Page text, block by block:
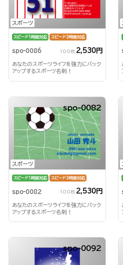
スポーツ
スピード1時間対応 スピード3時間対応
spo-0086 100枚 2,530円
あなたのスポーツライフを強力にバック
アップするスポーツ名刺！
スポーツ
spo-0082
スピード1時間対応 スピード3時間対応
spo-0082 100枚 2,530円
あなたのスポーツライフを強力にバック
アップするスポーツ名刺！
spo-0092